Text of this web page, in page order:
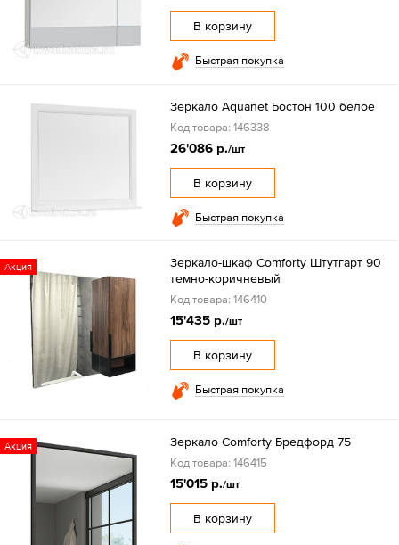
В корзину
Быстрая покупка
Зеркало Aquanet Бостон 100 белое
Код товара: 146338
26'086 р./шт
В корзину
Быстрая покупка
Акция
Зеркало-шкаф Comforty Штутгарт 90
темно-коричневый
Код товара: 146410
15'435 р./шт
В корзину
Быстрая покупка
Акция Зеркало Comforty Бредфорд 75
Код товара: 146415
15'015 р./шт
В корзину